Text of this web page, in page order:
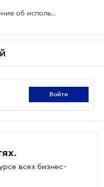
Кабмин утвердил новое положение об использовании воздушного пространства
войти
всех бизнес-